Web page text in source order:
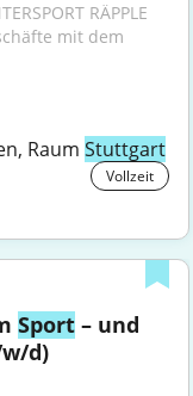
RÄPPLE
mit dem
Raum Stuttgart
Vollzeit
Sport – und
d)